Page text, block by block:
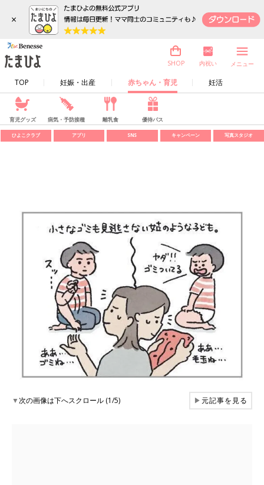
×
TOP 妊娠・出産 赤ちゃん・育児 妊活
SHOP 内祝い メニュー
育児グッズ 病気・予防接種 離乳食 優待パス
ひよこクラブ アプリ SNS キャンペーン 写真スタジオ
▼次の画像は下へスクロール (1/5) ▶元記事を見る